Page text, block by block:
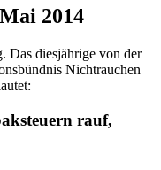
2014
Das diesjährige von der
Nichtrauchen
rauf,